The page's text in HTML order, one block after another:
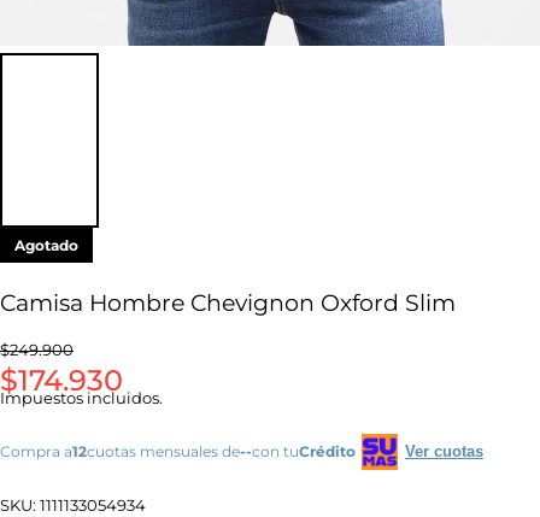
Agotado
Camisa Hombre Chevignon Oxford Slim
$249.900
$174.930
Impuestos incluidos.
Compra a12cuotas mensuales de--con tuCrédito Ver cuotas
SKU: 1111133054934